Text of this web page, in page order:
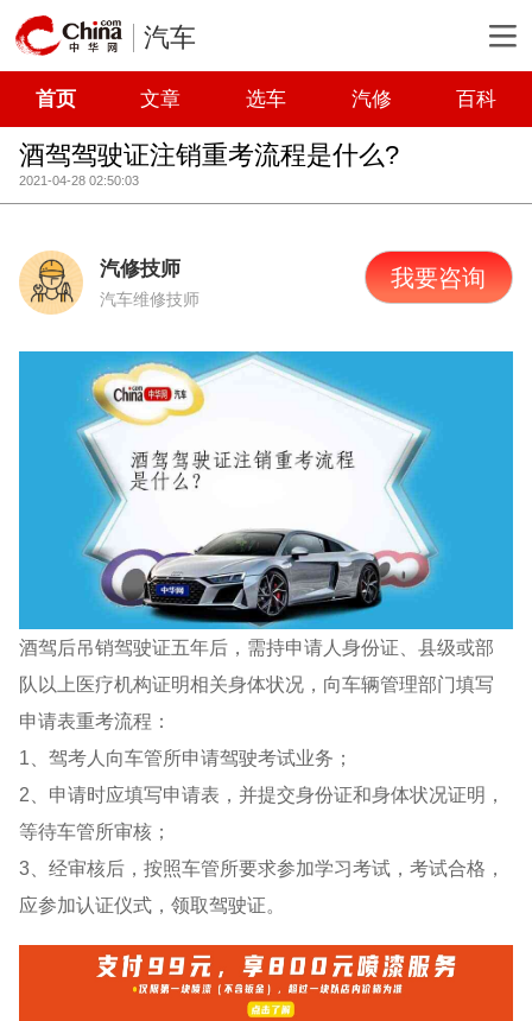
汽车
首页 文章 选车 汽修 百科
酒驾驾驶证注销重考流程是什么?
2021-04-28 02:50:03
汽修技师
汽车维修技师
我要咨询
酒驾后吊销驾驶证五年后，需持申请人身份证、县级或部
队以上医疗机构证明相关身体状况，向车辆管理部门填写
申请表重考流程：
1、驾考人向车管所申请驾驶考试业务；
2、申请时应填写申请表，并提交身份证和身体状况证明，
等待车管所审核；
3、经审核后，按照车管所要求参加学习考试，考试合格，
应参加认证仪式，领取驾驶证。